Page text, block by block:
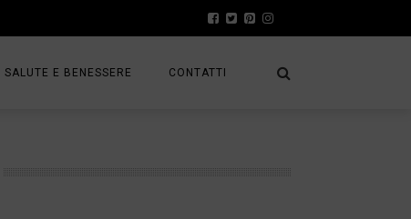
SALUTE E BENESSERE CONTATTI